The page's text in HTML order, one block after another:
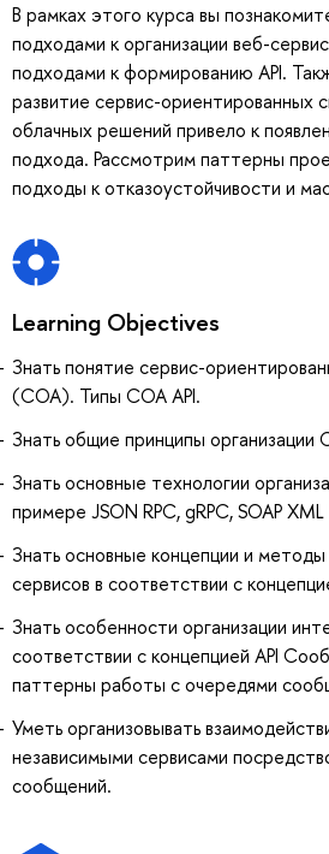
В рамках этого курса вы
подходами к организации веб-
подходами к формированию API.
развитие сервис-ориентированных
облачных решений привело к
подхода. Рассмотрим паттерны
подходы к отказоустойчивости и
Learning Objectives
Знать понятие сервис-
(СОА). Типы СОА API.
Знать общие принципы организации
Знать основные технологии
примере JSON RPC, gRPC, SOAP
Знать основные концепции и
сервисов в соответствии с
Знать особенности организации
соответствии с концепцией API
паттерны работы с очередями
Уметь организовывать
независимыми сервисами
сообщений.